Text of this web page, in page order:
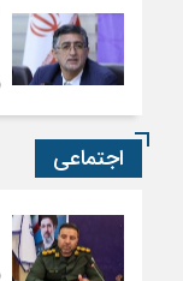
اجتماعی